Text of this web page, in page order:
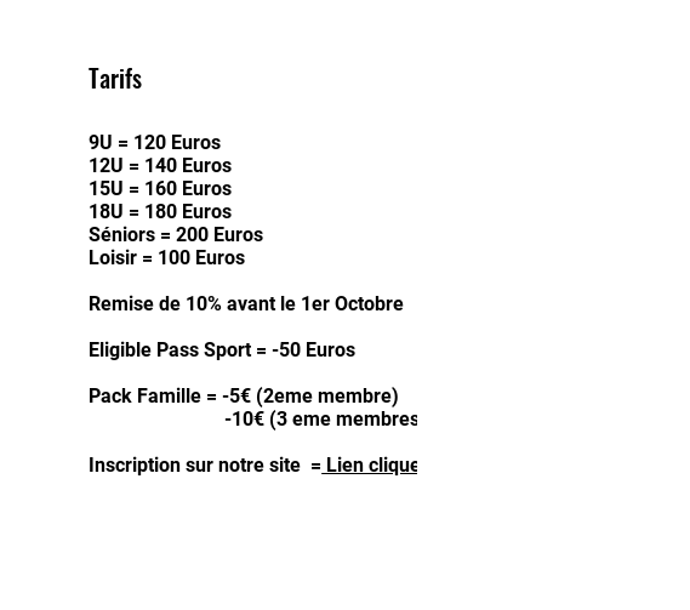
Tarifs
9U = 120 Euros
12U = 140 Euros
15U = 160 Euros
18U = 180 Euros
Séniors = 200 Euros
Loisir = 100 Euros
Remise de 10% avant le 1er Octobre
Eligible Pass Sport = -50 Euros
Pack Famille = -5€ (2eme membre)
-10€ (3 eme membres)
Inscription sur notre site = Lien cliquer sur cette phrase